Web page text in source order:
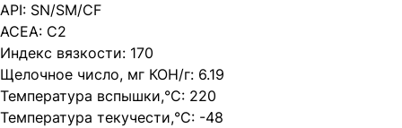
API: SN/SM/CF
ACEA: C2
Индекс вязкости: 170
Щелочное число, мг КОН/г: 6.19
Температура вспышки,°C: 220
Температура текучести,°C: -48